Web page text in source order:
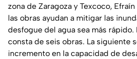
zona de Zaragoza y Texcoco,
las obras ayudan a mitigar las
desfogue del agua sea más rápido.
consta de seis obras. La siguiente
incremento en la capacidad de